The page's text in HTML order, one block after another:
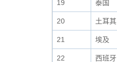
19 泰国
20 土耳其
21 埃及
22 西班牙